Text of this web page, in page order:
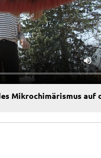
Mikrochimärismus auf